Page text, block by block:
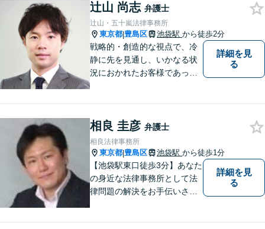
ット問題にも対応いたしま
す。お気軽にご相談くださ
い。
辻山 尚志 弁護士
辻山・五十嵐法律事務所
東京都|豊島区 池袋駅 から徒歩2分
戦略的・創造的な視点で、冷
静に先を見通し、いかなる状
況におかれたお客様であって
の強くて優しい最良のパート
ナーです。
詳細を見
る
相良 圭彦 弁護士
相良法律事務所
東京都|豊島区 池袋駅 から徒歩1分
【池袋駅東口徒歩3分】あなた
の身近な法律事務所として法
律問題の解決をお手伝いさせ
詳細を見
る